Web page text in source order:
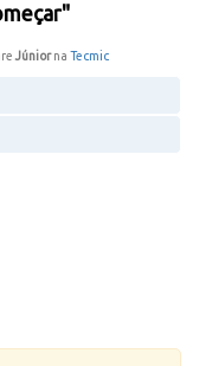
Júniorna Tecmic